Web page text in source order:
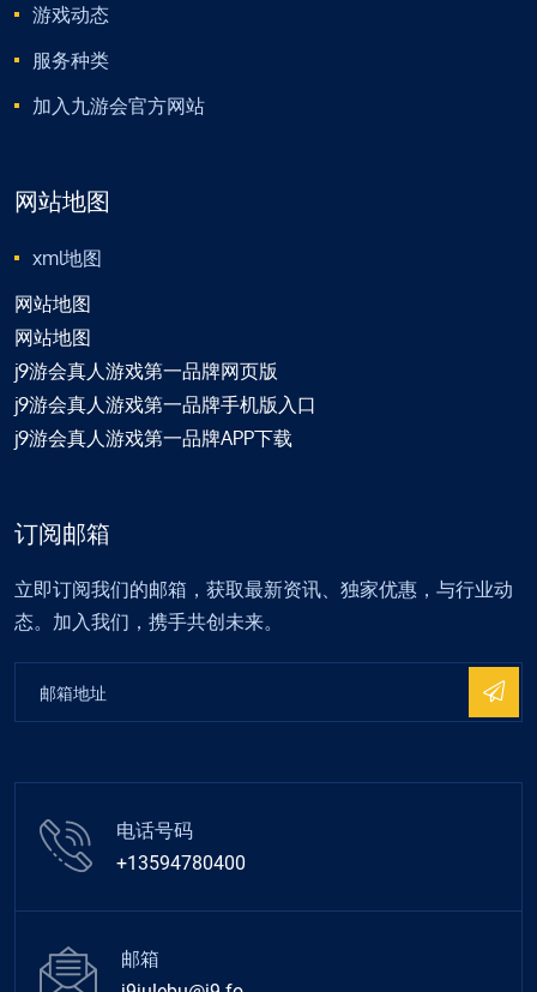
游戏动态
服务种类
加入九游会官方网站
网站地图
xml地图
网站地图
网站地图
j9游会真人游戏第一品牌网页版
j9游会真人游戏第一品牌手机版入口
j9游会真人游戏第一品牌APP下载
订阅邮箱
立即订阅我们的邮箱，获取最新资讯、独家优惠，与行业动
态。加入我们，携手共创未来。
电话号码
+13594780400
邮箱